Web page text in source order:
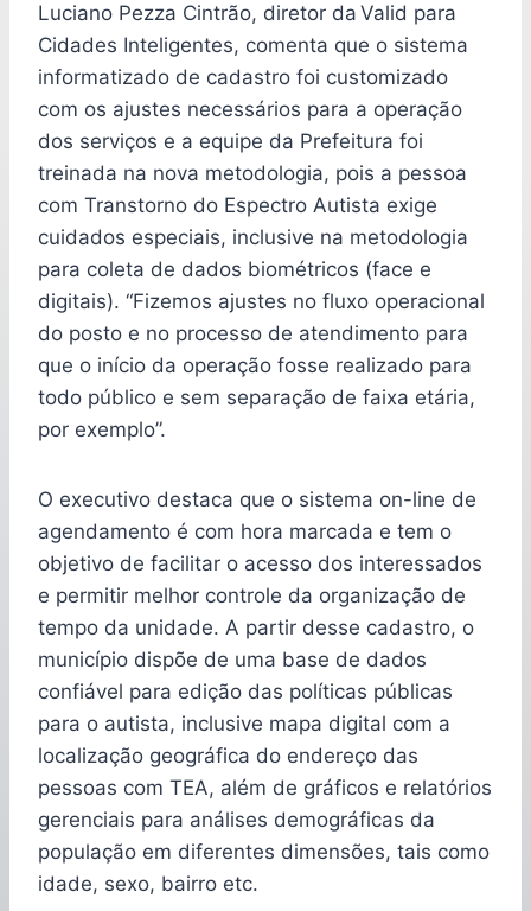
Luciano Pezza Cintrão, diretor da Valid para
Cidades Inteligentes, comenta que o sistema
informatizado de cadastro foi customizado
com os ajustes necessários para a operação
dos serviços e a equipe da Prefeitura foi
treinada na nova metodologia, pois a pessoa
com Transtorno do Espectro Autista exige
cuidados especiais, inclusive na metodologia
para coleta de dados biométricos (face e
digitais). “Fizemos ajustes no fluxo operacional
do posto e no processo de atendimento para
que o início da operação fosse realizado para
todo público e sem separação de faixa etária,
por exemplo”.
O executivo destaca que o sistema on-line de
agendamento é com hora marcada e tem o
objetivo de facilitar o acesso dos interessados
e permitir melhor controle da organização de
tempo da unidade. A partir desse cadastro, o
município dispõe de uma base de dados
confiável para edição das políticas públicas
para o autista, inclusive mapa digital com a
localização geográfica do endereço das
pessoas com TEA, além de gráficos e relatórios
gerenciais para análises demográficas da
população em diferentes dimensões, tais como
idade, sexo, bairro etc.